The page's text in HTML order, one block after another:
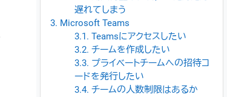
遅れてしまう
3. Microsoft Teams
3.1. Teamsにアクセスしたい
3.2. チームを作成したい
3.3. プライベートチームへの招待コ
ードを発行したい
3.4. チームの人数制限はあるか